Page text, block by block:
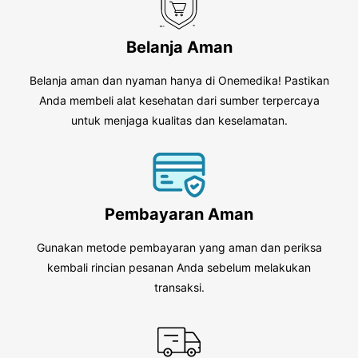
Belanja Aman
Belanja aman dan nyaman hanya di Onemedika! Pastikan
Anda membeli alat kesehatan dari sumber terpercaya
untuk menjaga kualitas dan keselamatan.
Pembayaran Aman
Gunakan metode pembayaran yang aman dan periksa
kembali rincian pesanan Anda sebelum melakukan
transaksi.